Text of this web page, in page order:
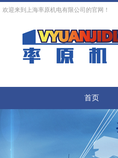
欢迎来到上海率原机电有限公司的官网！
首页